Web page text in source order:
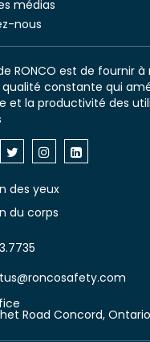
médias
nous
RONCO est de fournir
constante qui
et la productivité des
des yeux
du corps
Road Concord,